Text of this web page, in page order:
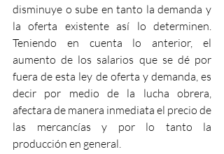
disminuye o sube en tanto la demanda y
la oferta existente así lo determinen.
Teniendo en cuenta lo anterior, el
aumento de los salarios que se dé por
fuera de esta ley de oferta y demanda, es
decir por medio de la lucha obrera,
afectara de manera inmediata el precio de
las mercancías y por lo tanto la
producción en general.